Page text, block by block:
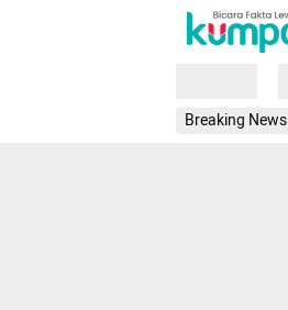
Breaking News